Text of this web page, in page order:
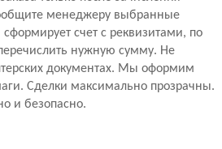
менеджеру выбранные
счет с реквизитами, по
нужную сумму. Не
документах. Мы оформим
Сделки максимально прозрачны.
и безопасно.